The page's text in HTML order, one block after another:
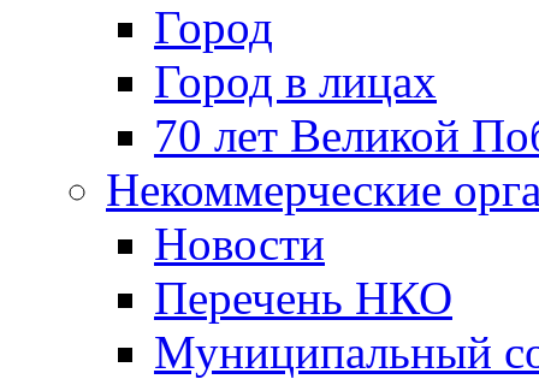
Город
Город в лицах
70 лет Великой
Некоммерческие
Новости
Перечень НКО
Муниципальный